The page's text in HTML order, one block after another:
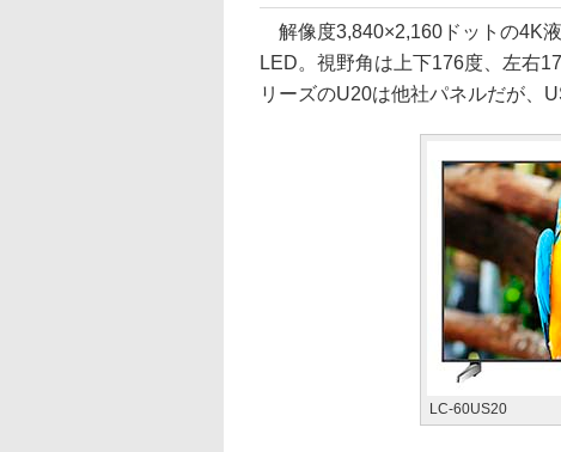
解像度3,840×2,160ドットの4K
LED。視野角は上下176度、左右
リーズのU20は他社パネルだが、
LC-60US20